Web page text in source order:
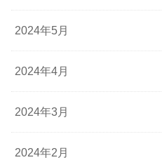
2024年5月
2024年4月
2024年3月
2024年2月